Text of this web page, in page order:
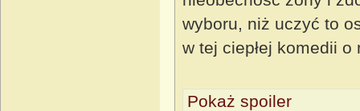
wyboru, niż uczyć to
w tej ciepłej komedii o
Pokaż spoiler